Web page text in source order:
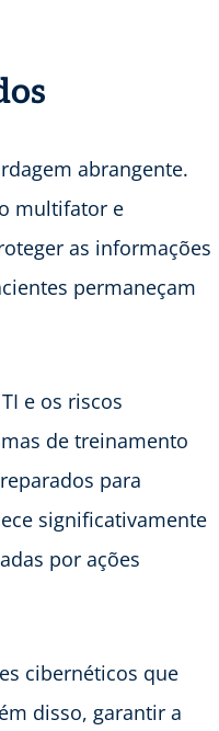
abrangente.
multifator e
as informações
permaneçam
e os riscos
de treinamento
para
significativamente
por ações
cibernéticos que
disso, garantir a